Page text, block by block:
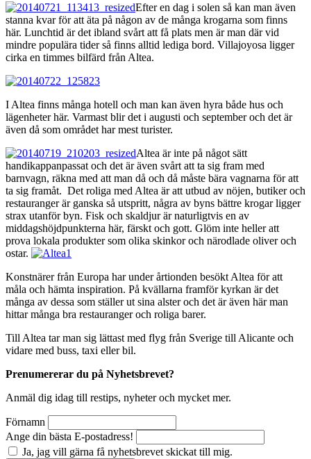
Efter en dag i solen så kan man även
stanna kvar för att äta på någon av de många krogarna som finns
här. Lunchtid är det ibland svårt att få plats men är man där vid
mindre populära tider så finns alltid lediga bord. Villajoyosa ligger
cirka en timmes bilfärd från Altea.
I Altea finns många hotell och man kan även hyra både hus och
lägenheter här. Varmast blir det i augusti och september och det är
även då som området har mest turister.
Altea är inte på något sätt
handikappanpassat och det är även svårt att ta sig fram med
barnvagn, räkna med att man då och då måste bära vagnarna för att
ta sig framåt. Det roliga med Altea är att utbud av nöjen, butiker och
restauranger är ganska så utspritt, några av byns bättre krogar ligger
strax utanför byn. Fisk och skaldjur är naturligtvis en av
middagshöjdpunkterna här, färskt och gott. Glöm inte heller att
prova lokala produkter som olika skinkor och närodlade oliver och
ostar.
Konstnärer från Europa har under årtionden besökt Altea för att
måla och hämta inspiration. På kvällarna framför kyrkan är det
många av dessa som ställer ut sina alster och det är även här man
hittar många bra restauranger och roliga barer.
Till Altea tar man sig lättast med flyg från Sverige till Alicante och
vidare med buss, taxi eller bil.
Prenumererar du på Nyhetsbrevet?
Anmäl dig idag till restips, nyheter och mycket mer.
Förnamn
Ange din bästa E-postadress!
Ja, jag vill gärna få nyhetsbrevet skickat till mig.